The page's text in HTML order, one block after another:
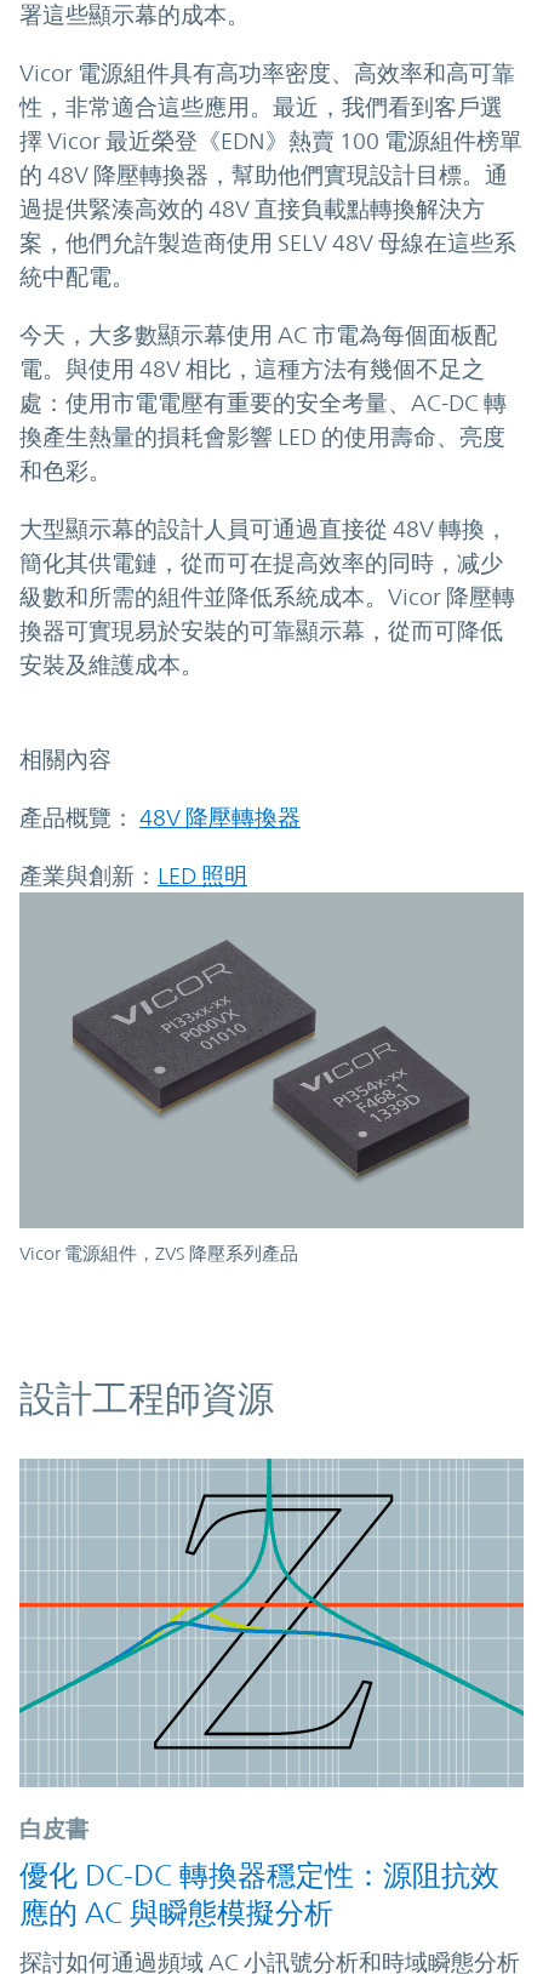
署這些顯示幕的成本。
Vicor 電源組件具有高功率密度、高效率和高可靠
性，非常適合這些應用。最近，我們看到客戶選
擇 Vicor 最近榮登《EDN》熱賣 100 電源組件榜單
的 48V 降壓轉換器，幫助他們實現設計目標。通
過提供緊湊高效的 48V 直接負載點轉換解決方
案，他們允許製造商使用 SELV 48V 母線在這些系
統中配電。
今天，大多數顯示幕使用 AC 市電為每個面板配
電。與使用 48V 相比，這種方法有幾個不足之
處：使用市電電壓有重要的安全考量、AC-DC 轉
換產生熱量的損耗會影響 LED 的使用壽命、亮度
和色彩。
大型顯示幕的設計人員可通過直接從 48V 轉換，
簡化其供電鏈，從而可在提高效率的同時，减少
級數和所需的組件並降低系統成本。Vicor 降壓轉
換器可實現易於安裝的可靠顯示幕，從而可降低
安裝及維護成本。
相關內容
產品概覽： 48V 降壓轉換器
產業與創新： LED 照明
Vicor 電源組件，ZVS 降壓系列產品
資源
設計工程師資源
白皮書
優化 DC-DC 轉換器穩定性：源阻抗效
應的 AC 與瞬態模擬分析
探討如何通過頻域 AC 小訊號分析和時域瞬態分析